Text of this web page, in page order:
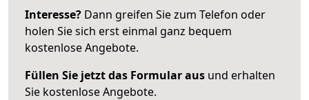
Interesse? Dann greifen Sie zum Telefon oder
holen Sie sich erst einmal ganz bequem
kostenlose Angebote.
Füllen Sie jetzt das Formular aus und erhalten
Sie kostenlose Angebote.